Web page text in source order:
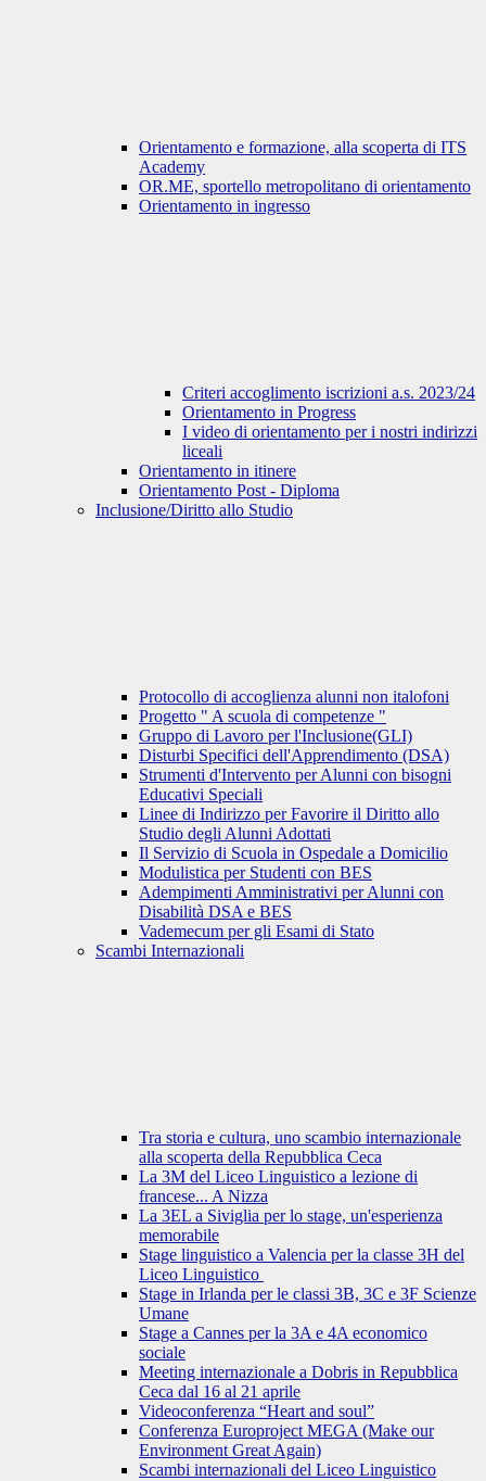
Orientamento e formazione, alla scoperta di ITS
Academy
OR.ME, sportello metropolitano di orientamento
Orientamento in ingresso
Criteri accoglimento iscrizioni a.s. 2023/24
Orientamento in Progress
I video di orientamento per i nostri indirizzi
liceali
Orientamento in itinere
Orientamento Post - Diploma
Inclusione/Diritto allo Studio
Protocollo di accoglienza alunni non italofoni
Progetto " A scuola di competenze "
Gruppo di Lavoro per l'Inclusione(GLI)
Disturbi Specifici dell'Apprendimento (DSA)
Strumenti d'Intervento per Alunni con bisogni
Educativi Speciali
Linee di Indirizzo per Favorire il Diritto allo
Studio degli Alunni Adottati
Il Servizio di Scuola in Ospedale a Domicilio
Modulistica per Studenti con BES
Adempimenti Amministrativi per Alunni con
Disabilità DSA e BES
Vademecum per gli Esami di Stato
Scambi Internazionali
Tra storia e cultura, uno scambio internazionale
alla scoperta della Repubblica Ceca
La 3M del Liceo Linguistico a lezione di
francese... A Nizza
La 3EL a Siviglia per lo stage, un'esperienza
memorabile
Stage linguistico a Valencia per la classe 3H del
Liceo Linguistico
Stage in Irlanda per le classi 3B, 3C e 3F Scienze
Umane
Stage a Cannes per la 3A e 4A economico
sociale
Meeting internazionale a Dobris in Repubblica
Ceca dal 16 al 21 aprile
Videoconferenza “Heart and soul”
Conferenza Europroject MEGA (Make our
Environment Great Again)
Scambi internazionali del Liceo Linguistico